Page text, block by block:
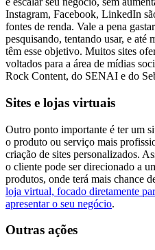
Instagram, Facebook, LinkedIn
fontes de renda. Vale a pena
pesquisando, tentando usar, e até
têm esse objetivo. Muitos sites
voltados para a área de mídias
Rock Content, do SENAI e do
Sites e lojas virtuais
Outro ponto importante é ter um
o produto ou serviço mais
criação de sites personalizados.
o cliente pode ser direcionado a
produtos, onde terá mais chance
loja virtual, focado diretamente
apresentar o seu negócio.
Outras ações